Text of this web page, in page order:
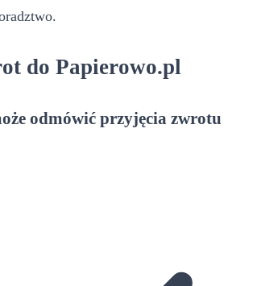
do Papierowo.pl
odmówić przyjęcia zwrotu